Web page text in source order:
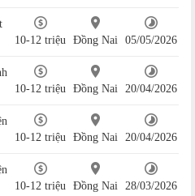
10-12 triệu Đồng Nai 05/05/2026
10-12 triệu Đồng Nai 20/04/2026
10-12 triệu Đồng Nai 20/04/2026
10-12 triệu Đồng Nai 28/03/2026